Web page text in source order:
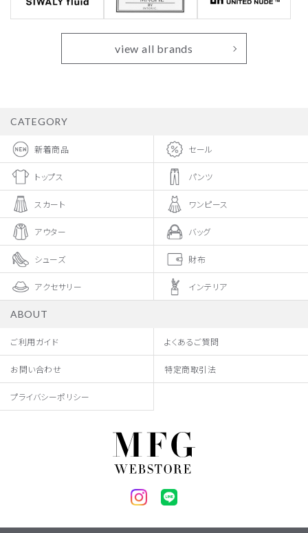
view all brands
CATEGORY
新着商品 セール
トップス パンツ
スカート ワンピース
アウター バッグ
シューズ 財布
アクセサリー インテリア
ABOUT
ご利用ガイド よくあるご質問
お問い合わせ 特定商取引法
プライバシーポリシー